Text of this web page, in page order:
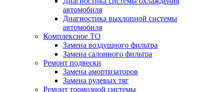
автомобиля
Диагностика выхлопной системы
автомобиля
Комплексное ТО
Замена воздушного фильтра
Замена салонного фильтра
Ремонт подвески
Замена амортизаторов
Замена рулевых тяг
Ремонт тормозной системы